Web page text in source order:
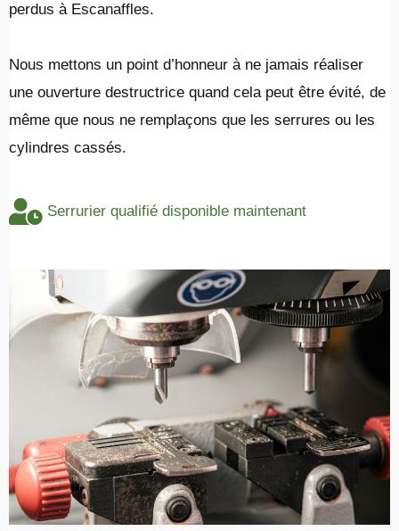
perdus à Escanaffles.
​Nous mettons un point d’honneur à ne jamais réaliser
une ouverture destructrice quand cela peut être évité, de
même que nous ne remplaçons que les serrures ou les
cylindres cassés.
Serrurier qualifié disponible maintenant